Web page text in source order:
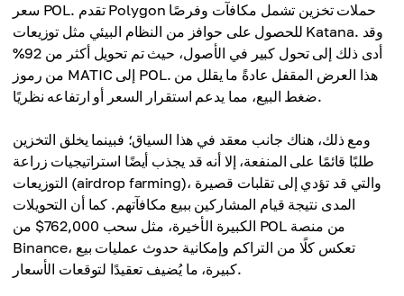
سعر POL. تقدم Polygon حملات تخزين تشمل مكافآت وفرصًا
للحصول على حوافز من النظام البيئي مثل توزيعات Katana. وقد
أدى ذلك إلى تحول كبير في الأصول، حيث تم تحويل أكثر من 92%
من رموز MATIC إلى POL. هذا العرض المقفل عادةً ما يقلل من
ضغط البيع، مما يدعم استقرار السعر أو ارتفاعه نظريًا.
ومع ذلك، هناك جانب معقد في هذا السياق؛ فبينما يخلق التخزين
طلبًا قائمًا على المنفعة، إلا أنه قد يجذب أيضًا استراتيجيات زراعة
التوزيعات (airdrop farming)، والتي قد تؤدي إلى تقلبات قصيرة
المدى نتيجة قيام المشاركين ببيع مكافآتهم. كما أن التحويلات
الكبيرة الأخيرة، مثل سحب 762,000$ من POL من منصة
Binance، تعكس كلًا من التراكم وإمكانية حدوث عمليات بيع
كبيرة، ما يُضيف تعقيدًا لتوقعات الأسعار.